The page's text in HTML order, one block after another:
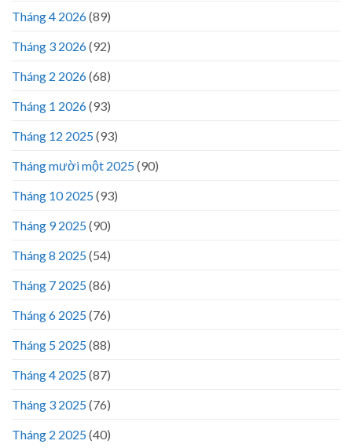
Tháng 4 2026(89)
Tháng 3 2026(92)
Tháng 2 2026(68)
Tháng 1 2026(93)
Tháng 12 2025(93)
Tháng mười một 2025(90)
Tháng 10 2025(93)
Tháng 9 2025(90)
Tháng 8 2025(54)
Tháng 7 2025(86)
Tháng 6 2025(76)
Tháng 5 2025(88)
Tháng 4 2025(87)
Tháng 3 2025(76)
Tháng 2 2025(40)